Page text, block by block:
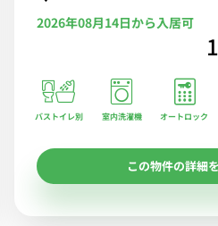
2026年08月14日から入居可
バストイレ別 室内洗濯機 オートロック
この物件の詳細